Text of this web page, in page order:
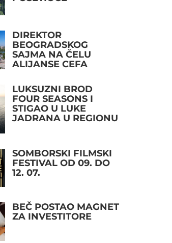
DIREKTOR
BEOGRADSKOG
SAJMA NA ČELU
ALIJANSE CEFA
LUKSUZNI BROD
FOUR SEASONS I
STIGAO U LUKE
JADRANA U REGIONU
SOMBORSKI FILMSKI
FESTIVAL OD 09. DO
12. 07.
BEČ POSTAO MAGNET
ZA INVESTITORE